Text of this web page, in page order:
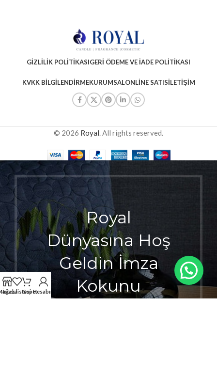
GIZLILIK POLITIKASIGERI ÖDEME VE İADE POLITIKASI
KVKK BILGILENDIRMEKURUMSALONLINE SATISİLETIŞIM
© 2026 Royal. All rights reserved.
Royal
Dünyasına Hoş
Geldin İmza
Kokunu
İstek listesiSepetHesabım